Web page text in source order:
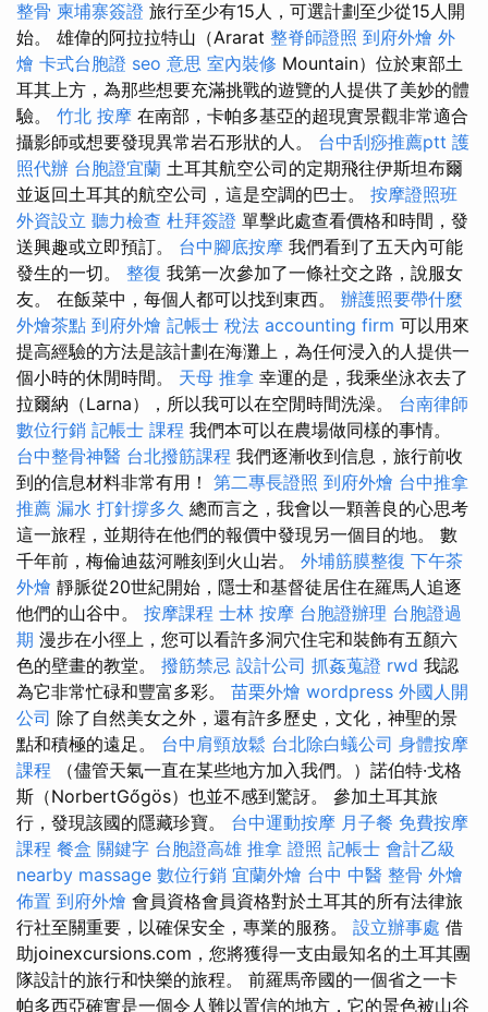
整骨 柬埔寨簽證 旅行至少有15人，可選計劃至少從15人開
始。 雄偉的阿拉拉特山（Ararat 整脊師證照 到府外燴 外
燴 卡式台胞證 seo 意思 室內裝修 Mountain）位於東部土
耳其上方，為那些想要充滿挑戰的遊覽的人提供了美妙的體
驗。 竹北 按摩 在南部，卡帕多基亞的超現實景觀非常適合
攝影師或想要發現異常岩石形狀的人。 台中刮痧推薦ptt 護
照代辦 台胞證宜蘭 土耳其航空公司的定期飛往伊斯坦布爾
並返回土耳其的航空公司，這是空調的巴士。 按摩證照班
外資設立 聽力檢查 杜拜簽證 單擊此處查看價格和時間，發
送興趣或立即預訂。 台中腳底按摩 我們看到了五天內可能
發生的一切。 整復 我第一次參加了一條社交之路，說服女
友。 在飯菜中，每個人都可以找到東西。 辦護照要帶什麼
外燴茶點 到府外燴 記帳士 稅法 accounting firm 可以用來
提高經驗的方法是該計劃在海灘上，為任何浸入的人提供一
個小時的休閒時間。 天母 推拿 幸運的是，我乘坐泳衣去了
拉爾納（Larna），所以我可以在空閒時間洗澡。 台南律師
數位行銷 記帳士 課程 我們本可以在農場做同樣的事情。
台中整骨神醫 台北撥筋課程 我們逐漸收到信息，旅行前收
到的信息材料非常有用！ 第二專長證照 到府外燴 台中推拿
推薦 漏水 打針撐多久 總而言之，我會以一顆善良的心思考
這一旅程，並期待在他們的報價中發現另一個目的地。 數
千年前，梅倫迪茲河雕刻到火山岩。 外埔筋膜整復 下午茶
外燴 靜脈從20世紀開始，隱士和基督徒居住在羅馬人追逐
他們的山谷中。 按摩課程 士林 按摩 台胞證辦理 台胞證過
期 漫步在小徑上，您可以看許多洞穴住宅和裝飾有五顏六
色的壁畫的教堂。 撥筋禁忌 設計公司 抓姦蒐證 rwd 我認
為它非常忙碌和豐富多彩。 苗栗外燴 wordpress 外國人開
公司 除了自然美女之外，還有許多歷史，文化，神聖的景
點和積極的遠足。 台中肩頸放鬆 台北除白蟻公司 身體按摩
課程 （儘管天氣一直在某些地方加入我們。）諾伯特·戈格
斯（NorbertGőgös）也並不感到驚訝。 參加土耳其旅
行，發現該國的隱藏珍寶。 台中運動按摩 月子餐 免費按摩
課程 餐盒 關鍵字 台胞證高雄 推拿 證照 記帳士 會計乙級
nearby massage 數位行銷 宜蘭外燴 台中 中醫 整骨 外燴
佈置 到府外燴 會員資格會員資格對於土耳其的所有法律旅
行社至關重要，以確保安全，專業的服務。 設立辦事處 借
助joinexcursions.com，您將獲得一支由最知名的土耳其團
隊設計的旅行和快樂的旅程。 前羅馬帝國的一個省之一卡
帕多西亞確實是一個令人難以置信的地方，它的景色被山谷